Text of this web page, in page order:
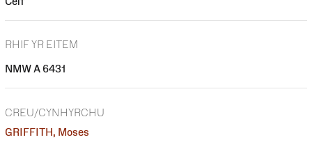
RHIF YR EITEM
NMW A 6431
CREU/CYNHYRCHU
GRIFFITH, Moses